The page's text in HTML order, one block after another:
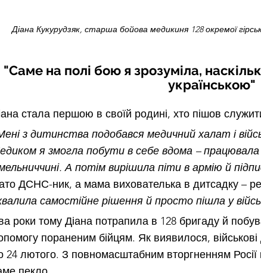
Діана Кукурудзяк, старша бойова медикиня 128 окремої
"Саме на полі бою я зрозуміла,
українською"
стала першою в своїй родині, хто пішов
з дитинства подобався медичний халат і
я змогла побути в себе вдома –
А потім вирішила піти в армію й
ДСНС-ник, а мама вихователька в дитсадку –
самостійне рішення й просто пішла у
роки тому Діана потрапила в 128 бригаду й
пораненим бійцям. Як виявилося,
24 лютого. З повномасштабним вторгненням Росії